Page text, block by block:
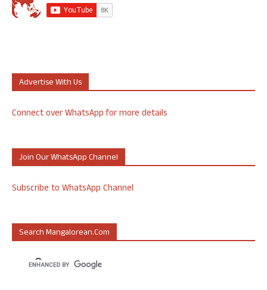
Advertise With Us
Connect over WhatsApp for more details
Join Our WhatsApp Channel
Subscribe to WhatsApp Channel
Search Mangalorean.com